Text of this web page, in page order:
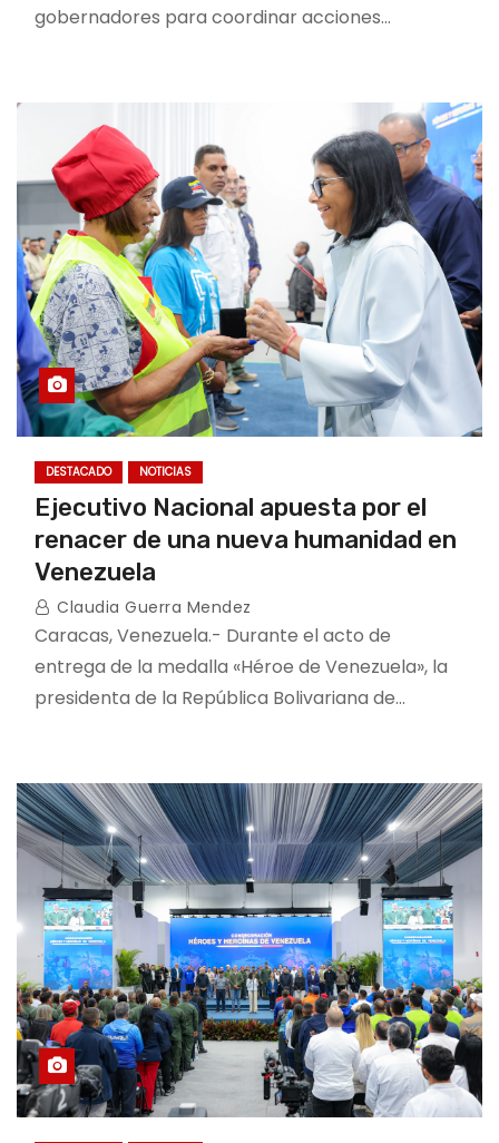
gobernadores para coordinar acciones…
DESTACADO NOTICIAS
Ejecutivo Nacional apuesta por el
renacer de una nueva humanidad en
Venezuela
Claudia Guerra Mendez
Caracas, Venezuela.- Durante el acto de
entrega de la medalla «Héroe de Venezuela», la
presidenta de la República Bolivariana de…